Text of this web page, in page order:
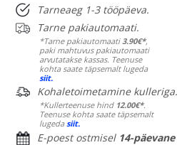
Tarneaeg 1-3 tööpäeva.
Tarne pakiautomaati.
*Tarne pakiautomaati 3.90€*,
paki mahtuvus pakiautomaati
arvutatakse kassas. Teenuse
kohta saate täpsemalt lugeda
siit.
Kohaletoimetamine kulleriga.
*Kullerteenuse hind 12.00€*.
Teenuse kohta saate täpsemalt
lugedasiit.
E-poest ostmisel 14-päevane